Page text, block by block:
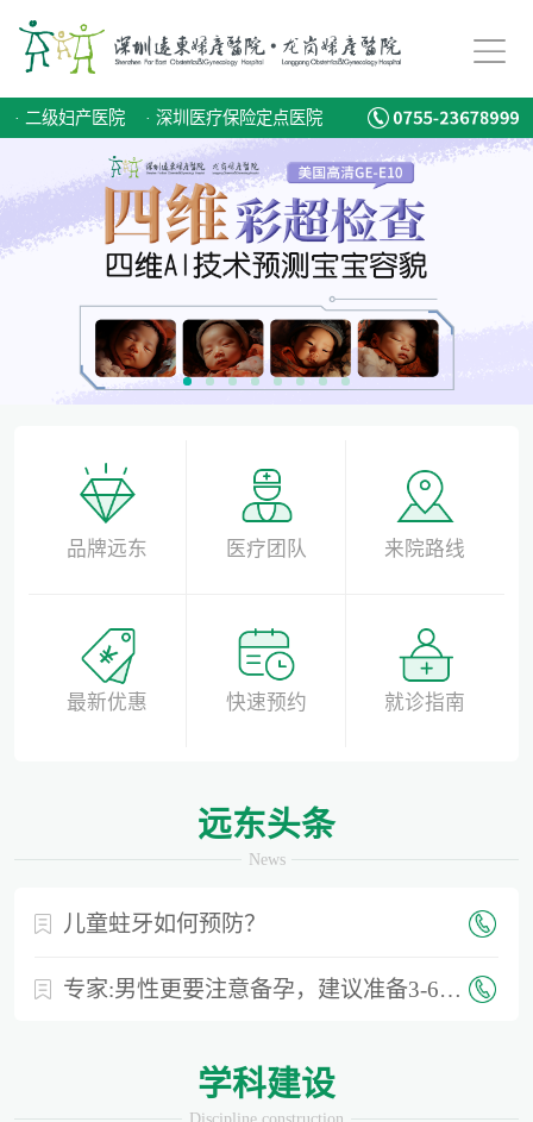
· 二级妇产医院 · 深圳医疗保险定点医院
品牌远东 医疗团队 来院路线
最新优惠 快速预约 就诊指南
远东头条
News
备孕迟迟怀不上，问题到底出在哪？
爱有光，愈未来！深圳远东龙岗妇产医院儿童康复专科正式启航！
儿童蛀牙如何预防？
专家:男性更要注意备孕，建议准备3-6个月时间
学科建设
Discipline construction